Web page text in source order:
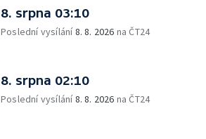
8. srpna 03:10
Poslední vysílání8. 8. 2026 na ČT24
8. srpna 02:10
Poslední vysílání8. 8. 2026 na ČT24